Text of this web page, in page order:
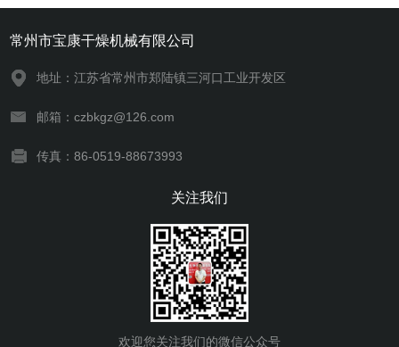
常州市宝康干燥机械有限公司
地址：江苏省常州市郑陆镇三河口工业开发区
邮箱：czbkgz@126.com
传真：86-0519-88673993
关注我们
欢迎您关注我们的微信公众号